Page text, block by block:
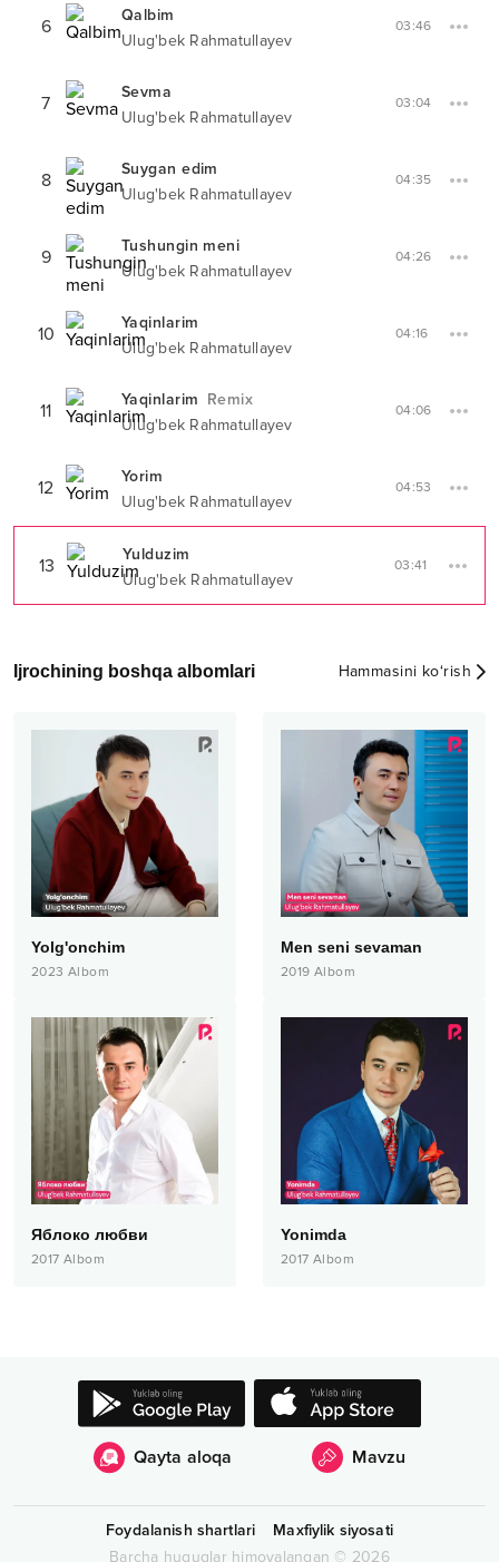
6
Qalbim
Ulug'bek Rahmatullayev
03:46
7
Sevma
Ulug'bek Rahmatullayev
03:04
8
Suygan edim
Ulug'bek Rahmatullayev
04:35
9
Tushungin meni
Ulug'bek Rahmatullayev
04:26
10
Yaqinlarim
Ulug'bek Rahmatullayev
04:16
11 Yaqinlarim Remix
Ulug'bek Rahmatullayev
04:06
12
Yorim
Ulug'bek Rahmatullayev
04:53
13
Yulduzim
Ulug'bek Rahmatullayev
03:41
Ijrochining boshqa albomlari Hammasini ko‘rish
Yolg'onchim
2023 Albom
Men seni sevaman
2019 Albom
Яблоко любви
2017 Albom
Yonimda
2017 Albom
Qayta aloqa Mavzu
Foydalanish shartlari
Maxfiylik siyosati
Barcha huquqlar himoyalangan © 2026